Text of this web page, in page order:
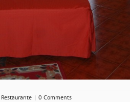
Restaurante | 0 Comments